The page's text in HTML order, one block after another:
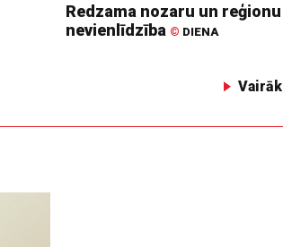
Redzama nozaru un reģionu
nevienlīdzība © DIENA
Vairāk